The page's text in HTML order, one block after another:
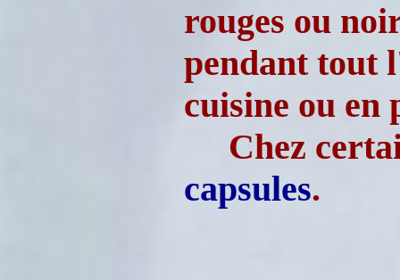
rouges ou
pendant tout
cuisine ou en
Chez
capsules.